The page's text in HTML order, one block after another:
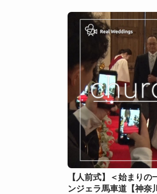
【人前式】＜始まり
ンジェラ馬車道【神奈